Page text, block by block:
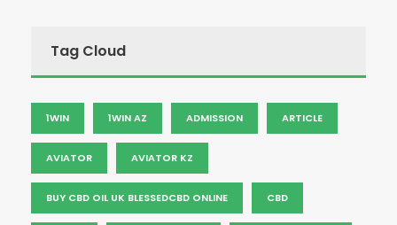
Tag Cloud
1WIN 1WIN AZ ADMISSION ARTICLE
AVIATOR AVIATOR KZ
BUY CBD OIL UK BLESSEDCBD ONLINE CBD